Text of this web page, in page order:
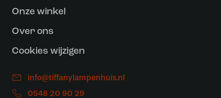
Onze winkel
Over ons
Cookies wijzigen
info@tiffanylampenhuis.nl
0548 20 90 29